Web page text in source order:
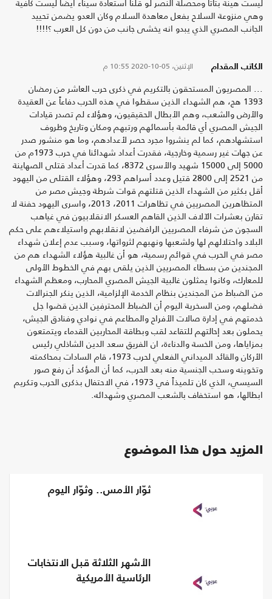
ليست هينة بتاتا ومحصلة النصر لو قلنا استعادة سيناء ايضا ليست كافية
وهي منزوعة السلاح بفعل معاهدة السلام وكان العدو يضمن تحييد
الجانب المصري الذي يبدو انه يخشى جانب من دون كل العرب ؟!!!!
الكاتب المقدام الإثنين، 05-10-2020 10:55 م
... المصريون المستحقون بالتكريم في ذكرى حرب العاشر من رمضان
1393 هج، هم الشهداء الذين سقطوا في هذه الحرب دفاعاً عن العقيدة
والأرض والشعب، وهم الأبطال الحقيقيون، وهؤلاء لم تصدر قيادات
الجيش المصري أي قائمة بأسمائهم ورتبهم ومكان وتاريخ وظروف
استشهادهم، كما لم ينشروا مجرد حصر لأعدادهم، وما هو منشور صدر
عن جهات غير رسمية وخارجية، فقدرت أعداد شهدائنا في حرب 1973م من
5000 إلى 15000 شهيد والأسرى 8372، كما قدرت أعداد قتلى الصهاينة
من 2521 إلى 2800 قتيل وعدد أسراهم 293، وهؤلاء القتلى من اليهود
أقل بكثير من الشهداء الذين قتلتهم قوات شرطة وجيش مصر من
المتظاهرين المصريين في تظاهرات 2011، 2013، واسرى اليهود حفنة لا
تقارن بعشرات الآلاف الذين القاهم العسكر الانقلابيون في غياهب
السجون من شرفاء المصريين الرافضين لانقلابهم واستيلاءهم على حكم
البلاد واحتلالهم لها ولشعبها ونهبهم لثرواتها، وسبب عدم إعلان شهداء
مصر في الحرب في قوائم رسمية، هو أن غالبية هؤلاء الشهداء هم من
المجندين من بسطاء المصريين الذين يلقى بهم في الخطوط الأولى
للمعارك، وكانوا يمثلون غالبية الجيش المصري المحارب، ومعظم الشهداء
من الضباط من المجندين بنظام الخدمة الإلزامية، الذين ينكر الجنرالات
فضلهم، ومن السخرية اليوم أن الضباط المحترفين الذين قضوا جل
خدمتهم في إدارة صالات الأفراح والمطاعم في نوادي وفنادق الجيش،
يحملون بعد إحالتهم للتقاعد لقب وبطاقة المحاربين القدماء ويتمتعون
بمزاياها، ومن الخسة والدناءة، ان الفريق سعد الدين الشاذلي رئيس
الأركان والقائد الميداني الفعلي لحرب 1973، قام السادات بمحاكمته
وتخوينه وسحب الجنسية منه بعد الحرب، كما أن المؤكد أن رفع صور
السيسي، الذي كان تلميذاً في 1973، في الاحتفال بذكرى الحرب وتكريم
ابطالها، هو استخفاف بالشعب المصري وشهدائه.
المزيد حول هذا الموضوع
ثوّار الأمس.. وثوّار اليوم
الأشهر الثلاثة قبل الانتخابات
الرئاسية الأمريكية